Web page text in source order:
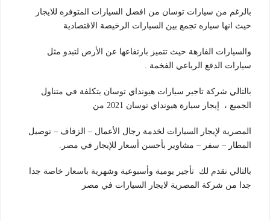
بالرغم من سيارات توسان من افضل السيارات المتوفره للايجار
حيث انها سياره تجمع بين السيارات الرخيصة الاقتصادية
والسيارات الفارهة حيث تتميز بارتفاعها عن الأرض لتبدو مثل
سيارات الدفع الرباعي الفخمة .
بالتالي شركة تاجير سيارات هيونداي توسان بتكلفة في متناول
الجميع ، إيجار سيارة هيونداي توسان 2021 من
المصرية لإيجار السيارات لخدمة رجال الأعمال – الزفاف – توصيل
المطار – سفر – مشاوير بأحسن أسعار للإيجار في مصر.
بالتالي نقدم لك تأجير يومية وأسبوعية وشهرية باسعار خاصة جدا
جدا من شركة المصرية لايجار السيارات في مصر